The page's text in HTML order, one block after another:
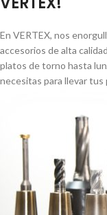
En VERTEX, nos
accesorios de alta
platos de torno hasta
necesitas para llevar